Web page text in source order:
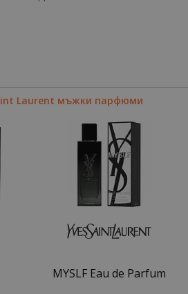
Laurent мъжки парфюми
MYSLF Eau de Parfum